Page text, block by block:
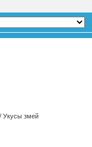
/ Укусы змей